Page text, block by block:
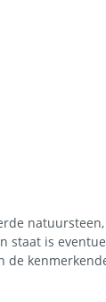
natuursteen,
staat is
de